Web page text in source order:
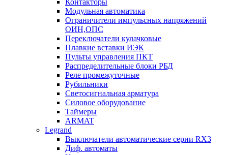
Модульная автоматика
Ограничители импульсных напряжений
ОИН,ОПС
Переключатели кулачковые
Плавкие вставки ИЭК
Пульты управления ПКТ
Распределительные блоки РБД
Реле промежуточные
Рубильники
Светосигнальная арматура
Силовое оборудование
Таймеры
ARMAT
Legrand
Выключатели автоматические серии RX3
Диф. автоматы